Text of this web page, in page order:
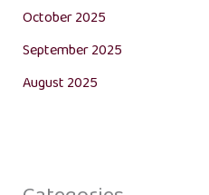
October 2025
September 2025
August 2025